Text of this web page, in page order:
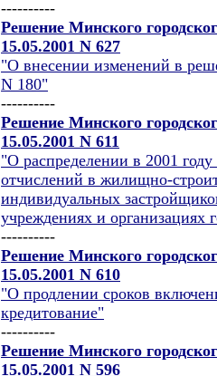
----------
Решение Минского
15.05.2001 N 627
"О внесении изменений в
N 180"
----------
Решение Минского
15.05.2001 N 611
"О распределении в 2001
отчислений в жилищно-
индивидуальных
учреждениях и организациях
----------
Решение Минского
15.05.2001 N 610
"О продлении сроков
кредитование"
----------
Решение Минского
15.05.2001 N 596